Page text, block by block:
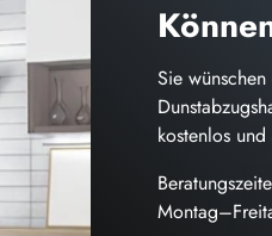
Sie
kostenlos